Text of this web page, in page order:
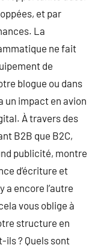
et par
La
ne fait
de
blogue ou dans
un impact en avion
À travers des
B2B que B2C,
publicité, montre
d’écriture et
a encore l’autre
vous oblige à
structure en
? Quels sont